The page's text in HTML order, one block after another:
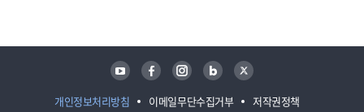
개인정보처리방침 이메일무단수집거부 저작권정책
유튜브 페이스북 인스타그램 블로그 트위터